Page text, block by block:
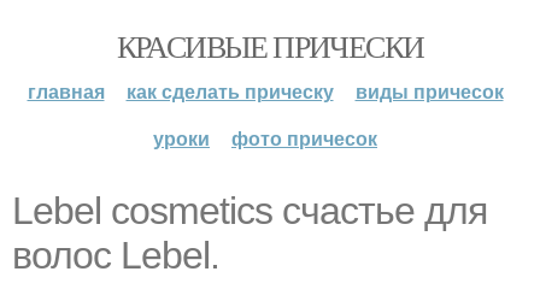
КРАСИВЫЕ ПРИЧЕСКИ
главная как сделать прическу
виды причесок
уроки
фото причесок
Lebel cosmetics счастье для
волос Lebel.